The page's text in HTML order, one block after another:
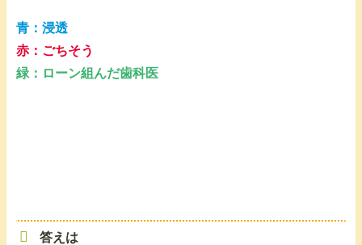
青： 浸透
赤：ごちそう
緑：ローン組んだ歯科医
答えは